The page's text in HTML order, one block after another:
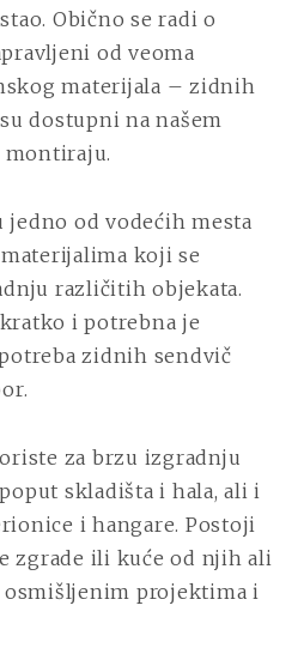
SE
PRAVE?
Obično se radi o
od veoma
materijala – zidnih
dostupni na našem
jedno od vodećih mesta
koji se
različitih objekata.
i potrebna je
zidnih sendvič
za brzu izgradnju
skladišta i hala, ali i
i hangare. Postoji
zgrade ili kuće od njih ali
osmišljenim projektima i